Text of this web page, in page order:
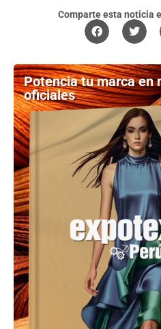
Comparte esta noticia
Potencia tu marca en
oficiales